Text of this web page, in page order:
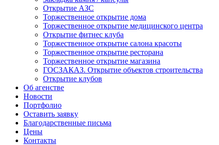
Открытие АЗС
Торжественное открытие дома
Торжественное открытие медицинского центра
Открытие фитнес клуба
Торжественное открытие салона красоты
Торжественное открытие ресторана
Торжественное открытие магазина
ГОСЗАКАЗ. Открытие объектов строительства
Открытие клубов
Об агенстве
Новости
Портфолио
Оставить заявку
Благодарственные письма
Цены
Контакты